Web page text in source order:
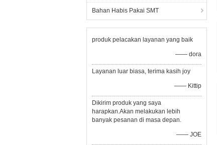
Bahan Habis Pakai SMT
produk pelacakan layanan yang baik
—— dora
Layanan luar biasa, terima kasih joy
—— Kittip
Dikirim produk yang saya
harapkan.Akan melakukan lebih
banyak pesanan di masa depan.
—— JOE